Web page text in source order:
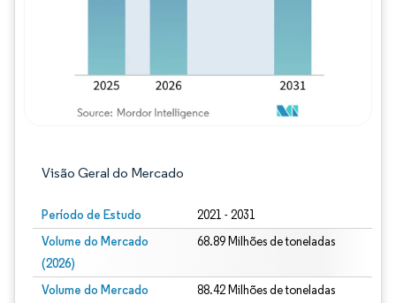
Visão Geral do Mercado
Período de Estudo 2021 - 2031
Volume do Mercado
(2026)
68.89 Milhões de toneladas
Volume do Mercado
88.42 Milhões de toneladas